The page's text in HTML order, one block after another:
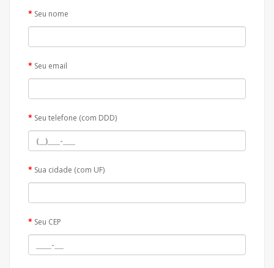
Seu nome
Seu email
Seu telefone (com DDD)
Sua cidade (com UF)
Seu CEP